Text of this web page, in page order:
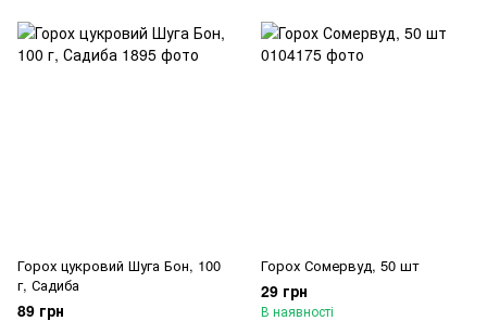
Горох цукровий Шуга Бон, 100
г, Садиба
89 грн
Горох Сомервуд, 50 шт
29 грн
В наявності